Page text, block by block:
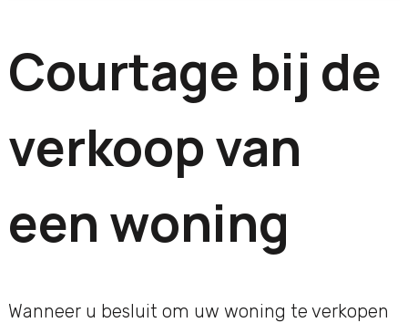
Courtage bij de
verkoop van
een woning
Wanneer u besluit om uw woning te verkopen